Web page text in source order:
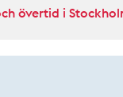
övertid i